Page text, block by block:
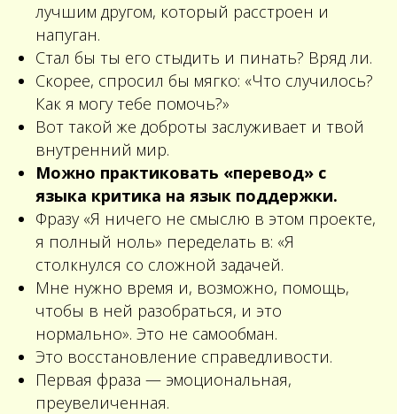
лучшим другом, который расстроен и
напуган.
Стал бы ты его стыдить и пинать? Вряд ли.
Скорее, спросил бы мягко: «Что случилось?
Как я могу тебе помочь?»
Вот такой же доброты заслуживает и твой
внутренний мир.
Можно практиковать «перевод» с
языка критика на язык поддержки.
Фразу «Я ничего не смыслю в этом проекте,
я полный ноль» переделать в: «Я
столкнулся со сложной задачей.
Мне нужно время и, возможно, помощь,
чтобы в ней разобраться, и это
нормально». Это не самообман.
Это восстановление справедливости.
Первая фраза — эмоциональная,
преувеличенная.